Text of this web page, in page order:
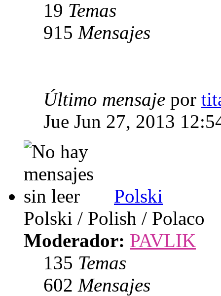
19 Temas
915 Mensajes
Último mensaje por
Jue Jun 27, 2013
Polski
Polski / Polish / Polaco
Moderador: PAVLIK
135 Temas
602 Mensajes